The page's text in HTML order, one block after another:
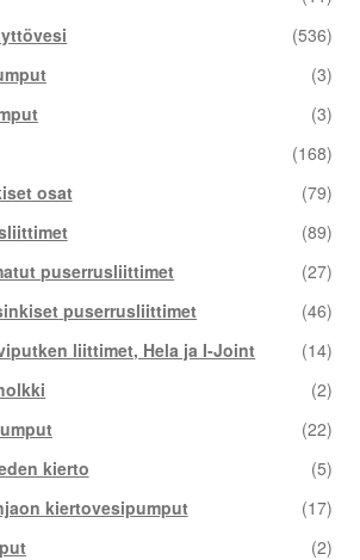
(536)
(3)
(3)
(168)
osat
(79)
(89)
puserrusliittimet
(27)
puserrusliittimet
(46)
liittimet, Hela ja I-Joint
(14)
(2)
(22)
kierto
(5)
kiertovesipumput
(17)
(2)